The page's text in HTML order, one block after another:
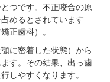
つです。不正咬合の原
めるとされています
正歯科）。
に密着した状態）から
す。その結果、 出っ歯
しやすくなります。